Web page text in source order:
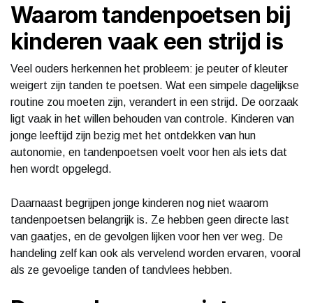
Waarom tandenpoetsen bij
kinderen vaak een strijd is
Veel ouders herkennen het probleem: je peuter of kleuter
weigert zijn tanden te poetsen. Wat een simpele dagelijkse
routine zou moeten zijn, verandert in een strijd. De oorzaak
ligt vaak in het willen behouden van controle. Kinderen van
jonge leeftijd zijn bezig met het ontdekken van hun
autonomie, en tandenpoetsen voelt voor hen als iets dat
hen wordt opgelegd.
Daarnaast begrijpen jonge kinderen nog niet waarom
tandenpoetsen belangrijk is. Ze hebben geen directe last
van gaatjes, en de gevolgen lijken voor hen ver weg. De
handeling zelf kan ook als vervelend worden ervaren, vooral
als ze gevoelige tanden of tandvlees hebben.